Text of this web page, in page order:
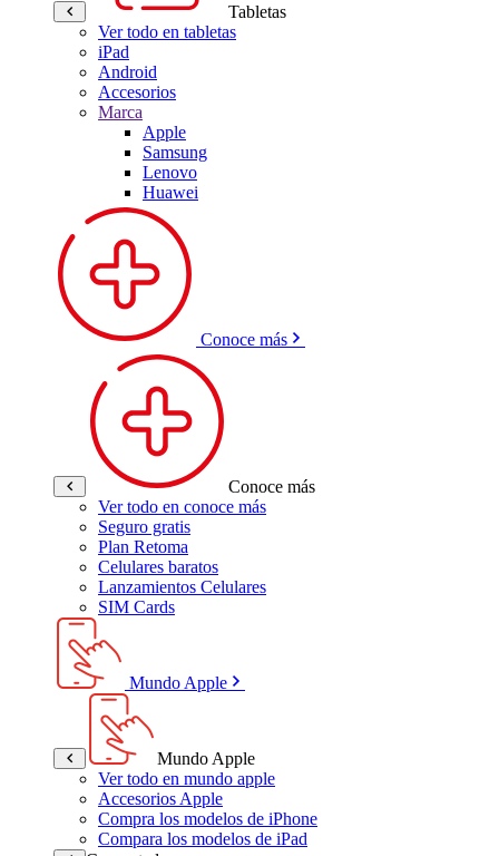
Tabletas
Ver todo en tabletas
iPad
Android
Accesorios
Marca
Apple
Samsung
Lenovo
Huawei
Conoce más
Conoce más
Ver todo en conoce más
Seguro gratis
Plan Retoma
Celulares baratos
Lanzamientos Celulares
SIM Cards
Mundo Apple
Mundo Apple
Ver todo en mundo apple
Accesorios Apple
Compra los modelos de iPhone
Compara los modelos de iPad